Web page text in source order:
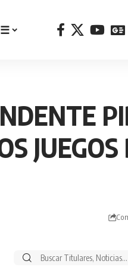
☰
JUEGOS
Buscar